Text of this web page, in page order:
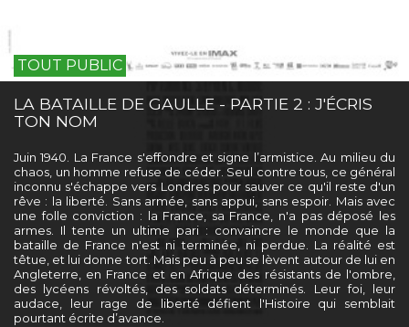
TOUT PUBLIC
LA BATAILLE DE GAULLE - PARTIE 2 : J'ÉCRIS
TON NOM
Juin 1940. La France s'effondre et signe l’armistice. Au milieu du
chaos, un homme refuse de céder. Seul contre tous, ce général
inconnu s'échappe vers Londres pour sauver ce qu'il reste d'un
rêve : la liberté. Sans armée, sans appui, sans espoir. Mais avec
une folle conviction : la France, sa France, n'a pas déposé les
armes. Il tente un ultime pari : convaincre le monde que la
bataille de France n'est ni terminée, ni perdue. La réalité est
têtue, et lui donne tort. Mais peu à peu se lèvent autour de lui en
Angleterre, en France et en Afrique des résistants de l'ombre,
des lycéens révoltés, des soldats déterminés. Leur foi, leur
audace, leur rage de liberté défient l'Histoire qui semblait
pourtant écrite d’avance.